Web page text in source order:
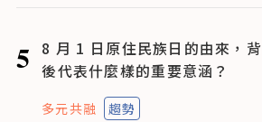
5
8 月 1 日原住民族日的由來，背
後代表什麼樣的重要意涵？
多元共融
趨勢